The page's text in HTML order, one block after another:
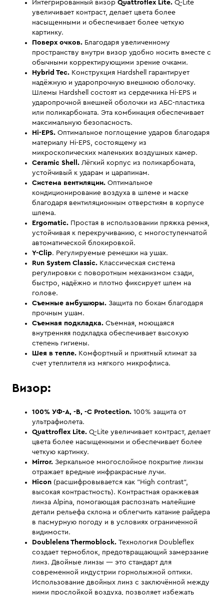
Интегрированный визор Quattroflex Lite. Q-Lite
увеличивает контраст, делает цвета более
насыщенными и обеспечивает более четкую
картинку.
Поверх очков. Благодаря увеличенному
пространству внутри визор удобно носить вместе с
обычными корректирующими зрение очками.
Hybrid Tec. Конструкция Hardshell гарантирует
надёжную и ударопрочную внешнюю оболочку.
Шлемы Hardshell состоят из сердечника Hi-EPS и
ударопрочной внешней оболочки из АБС-пластика
или поликарбоната. Эта комбинация обеспечивает
максимальную безопасность.
Hi-EPS. Оптимальное поглощение ударов благодаря
материалу Hi-EPS, состоящему из
микроскопических маленьких воздушных камер.
Ceramic Shell. Лёгкий корпус из поликарбоната,
устойчивый к ударам и царапинам.
Система вентиляции. Оптимальное
кондиционирование воздуха в шлеме и маске
благодаря вентиляционным отверстиям в корпусе
шлема.
Ergomatic. Простая в использовании пряжка ремня,
устойчивая к перекручиванию, с многоступенчатой ​​
автоматической блокировкой.
Y-Clip. Регулируемые ремешки на ушах.
Run System Classic. Классическая система
регулировки с поворотным механизмом сзади,
быстро, надёжно и плотно фиксирует шлем на
голове.
Съемные амбушюры. Защита по бокам благодаря
прочным ушам.
Съемная подкладка. Съемная, моющаяся
внутренняя подкладка обеспечивает высокую
степень гигиены.
Шея в тепле. Комфортный и приятный климат за
счет утеплителя из мягкого микрофлиса.
Визор:
100% УФ-A, -B, -C Protection. 100% защита от
ультрафиолета.
Quattroflex Lite. Q-Lite увеличивает контраст, делает
цвета более насыщенными и обеспечивает более
четкую картинку.
Mirror. Зеркальное многослойное покрытие линзы
отражает вредные инфракрасные лучи.
Hicon (расшифровывается как "High contrast",
высокая контрастность). Контрастная оранжевая
линза Alpina, помогающая распознать малейшие
детали рельефа склона и облегчить катание райдера
в пасмурную погоду и в условиях ограниченной
видимости.
Doublelens Thermoblock. Технология Doubleflex
создает термоблок, предотвращающий замерзание
линз. Двойные линзы — это стандарт для
современной индустрии горнолыжной оптики.
Использование двойных линз с заключённой между
ними прослойкой воздуха, позволяет избежать